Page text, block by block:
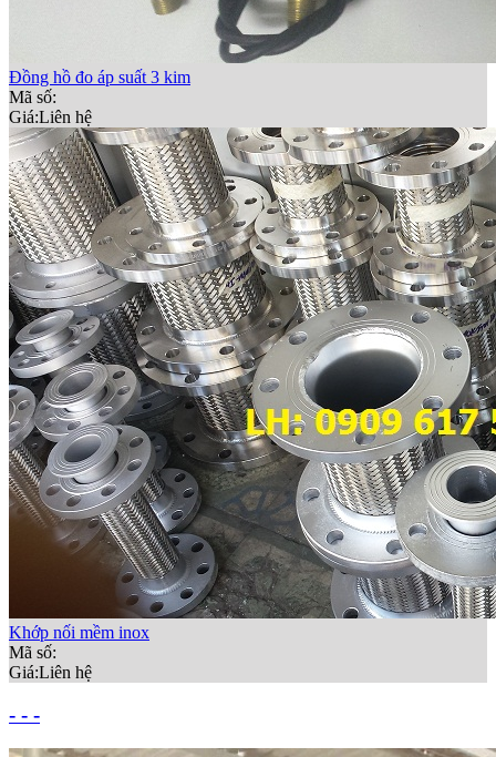
Đồng hồ đo áp suất 3 kim
Mã số:
Giá:Liên hệ
Khớp nối mềm inox
Mã số:
Giá:Liên hệ
- - -